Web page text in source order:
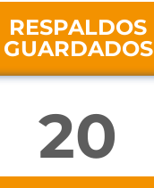
RESPALDOS
GUARDADOS
20